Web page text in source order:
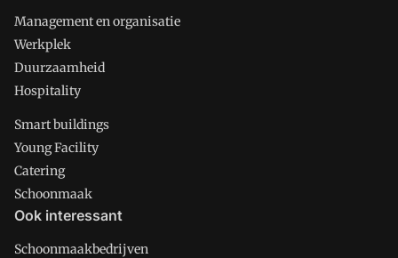
Management en organisatie
Werkplek
Duurzaamheid
Hospitality
Smart buildings
Young Facility
Catering
Schoonmaak
Ook interessant
Schoonmaakbedrijven